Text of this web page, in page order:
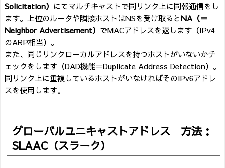
Solicitation） にてマルチキャストで同リンク上に同報通信をし
ます。上位のルータや隣接ホストはNSを受け取るとNA（＝
Neighbor Advertisement） でMACアドレスを返します（IPv4
のARP相当）。
また、同じリンクローカルアドレスを持つホストがいないかチ
ェックをします（DAD機能＝Duplicate Address Detection）。
同リンク上に重複しているホストがいなければそのIPv6アドレ
スを使用します。
グローバルユニキャストアドレス 方法：
SLAAC（スラーク）